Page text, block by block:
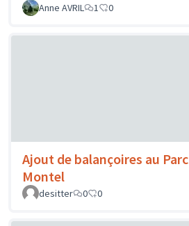
Anne AVRIL
1 0
Ajout de balançoires au Parc
Montel
desitter
0 0